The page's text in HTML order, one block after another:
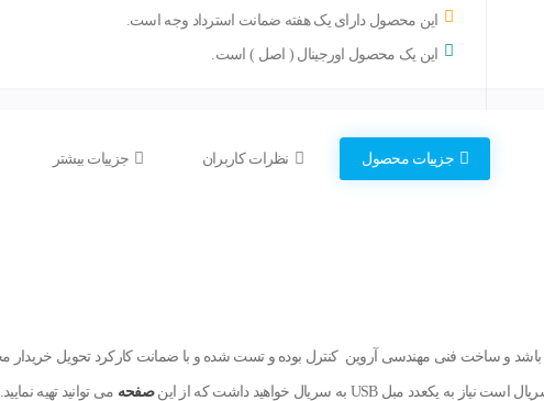
این محصول دارای یک هفته ضمانت استرداد وجه است.
این یک محصول اورجینال ( اصل ) است.
جزییات محصول نظرات کاربران جزییات بیشتر
صفحه می توانید تهیه نمایید.